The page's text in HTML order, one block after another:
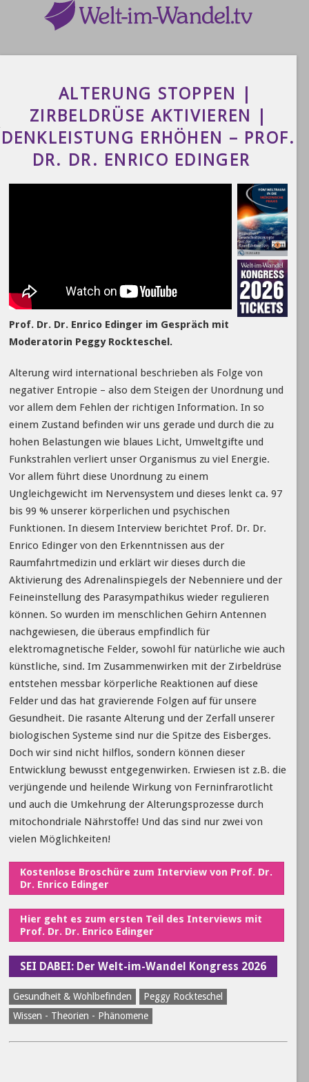
ALTERUNG STOPPEN |
ZIRBELDRÜSE AKTIVIEREN |
DENKLEISTUNG ERHÖHEN – PROF.
DR. DR. ENRICO EDINGER
Prof. Dr. Dr. Enrico Edinger im Gespräch mit
Moderatorin Peggy Rockteschel.
Alterung wird international beschrieben als Folge von
negativer Entropie – also dem Steigen der Unordnung und
vor allem dem Fehlen der richtigen Information. In so
einem Zustand befinden wir uns gerade und durch die zu
hohen Belastungen wie blaues Licht, Umweltgifte und
Funkstrahlen verliert unser Organismus zu viel Energie.
Vor allem führt diese Unordnung zu einem
Ungleichgewicht im Nervensystem und dieses lenkt ca. 97
bis 99 % unserer körperlichen und psychischen
Funktionen. In diesem Interview berichtet Prof. Dr. Dr.
Enrico Edinger von den Erkenntnissen aus der
Raumfahrtmedizin und erklärt wir dieses durch die
Aktivierung des Adrenalinspiegels der Nebenniere und der
Feineinstellung des Parasympathikus wieder regulieren
können. So wurden im menschlichen Gehirn Antennen
nachgewiesen, die überaus empfindlich für
elektromagnetische Felder, sowohl für natürliche wie auch
künstliche, sind. Im Zusammenwirken mit der Zirbeldrüse
entstehen messbar körperliche Reaktionen auf diese
Felder und das hat gravierende Folgen auf für unsere
Gesundheit. Die rasante Alterung und der Zerfall unserer
biologischen Systeme sind nur die Spitze des Eisberges.
Doch wir sind nicht hilflos, sondern können dieser
Entwicklung bewusst entgegenwirken. Erwiesen ist z.B. die
verjüngende und heilende Wirkung von Ferninfrarotlicht
und auch die Umkehrung der Alterungsprozesse durch
mitochondriale Nährstoffe! Und das sind nur zwei von
vielen Möglichkeiten!
Kostenlose Broschüre zum Interview von Prof. Dr.
Dr. Enrico Edinger
Hier geht es zum ersten Teil des Interviews mit
Prof. Dr. Dr. Enrico Edinger
SEI DABEI: Der Welt-im-Wandel Kongress 2026
Gesundheit & Wohlbefinden
Peggy Rockteschel
Wissen - Theorien - Phänomene